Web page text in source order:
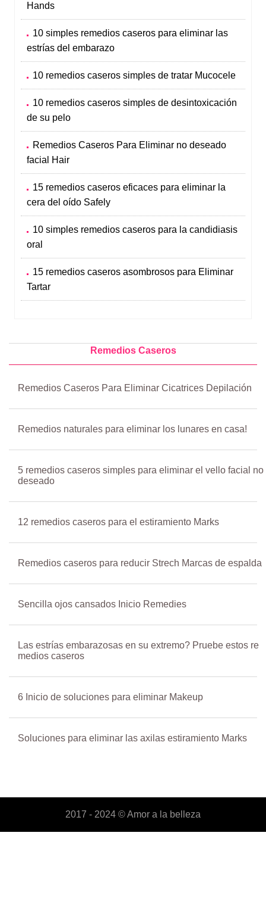
Hands
10 simples remedios caseros para eliminar las
estrías del embarazo
10 remedios caseros simples de tratar Mucocele
10 remedios caseros simples de desintoxicación
de su pelo
Remedios Caseros Para Eliminar no deseado
facial Hair
15 remedios caseros eficaces para eliminar la
cera del oído Safely
10 simples remedios caseros para la candidiasis
oral
15 remedios caseros asombrosos para Eliminar
Tartar
Remedios Caseros
Remedios Caseros Para Eliminar Cicatrices Depilación
Remedios naturales para eliminar los lunares en casa!
5 remedios caseros simples para eliminar el vello facial no
deseado
12 remedios caseros para el estiramiento Marks
Remedios caseros para reducir Strech Marcas de espalda
Sencilla ojos cansados ​​Inicio Remedies
Las estrías embarazosas en su extremo? Pruebe estos re
medios caseros
6 Inicio de soluciones para eliminar Makeup
Soluciones para eliminar las axilas estiramiento Marks
2017 - 2024 ©Amor a la belleza